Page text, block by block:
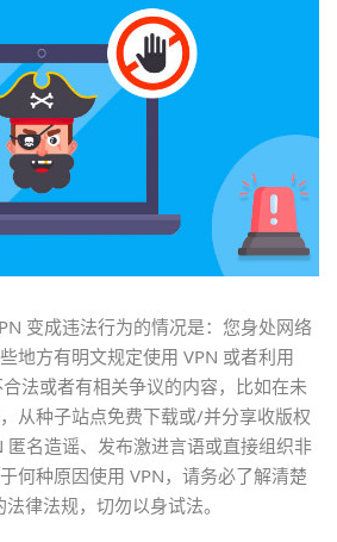
变成违法行为的情况是：您身处网络
地方有明文规定使用 VPN 或者利用
法或者有相关争议的内容，比如在未
从种子站点免费下载或/并分享收版权
匿名造谣、发布激进言语或直接组织非
何种原因使用 VPN，请务必了解清楚
律法规，切勿以身试法。